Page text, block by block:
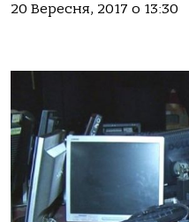
20 Вересня, 2017 о 13:30